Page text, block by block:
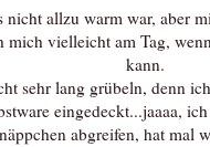
nicht allzu warm war, aber
mich vielleicht am Tag,
kann.
sehr lang grübeln, denn
eingedeckt...jaaaa,
abgreifen, hat mal